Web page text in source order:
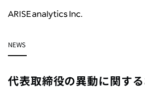
ARISE analyticsとはトップ
ミッション・バリュー
働きがいのある会社づくり
サービス
提供サービストップ
カスタマーサポート改革
ドローン・ビジネス活用
実績
データドリブン改革の推進支援
新規事業の立ち上げ支援
企業情報
企業情報トップ
ニュース
NEWS
代表取締役の異動に関す